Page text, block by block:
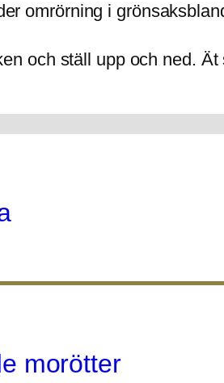
omrörning i
och ställ upp och ned.
morötter